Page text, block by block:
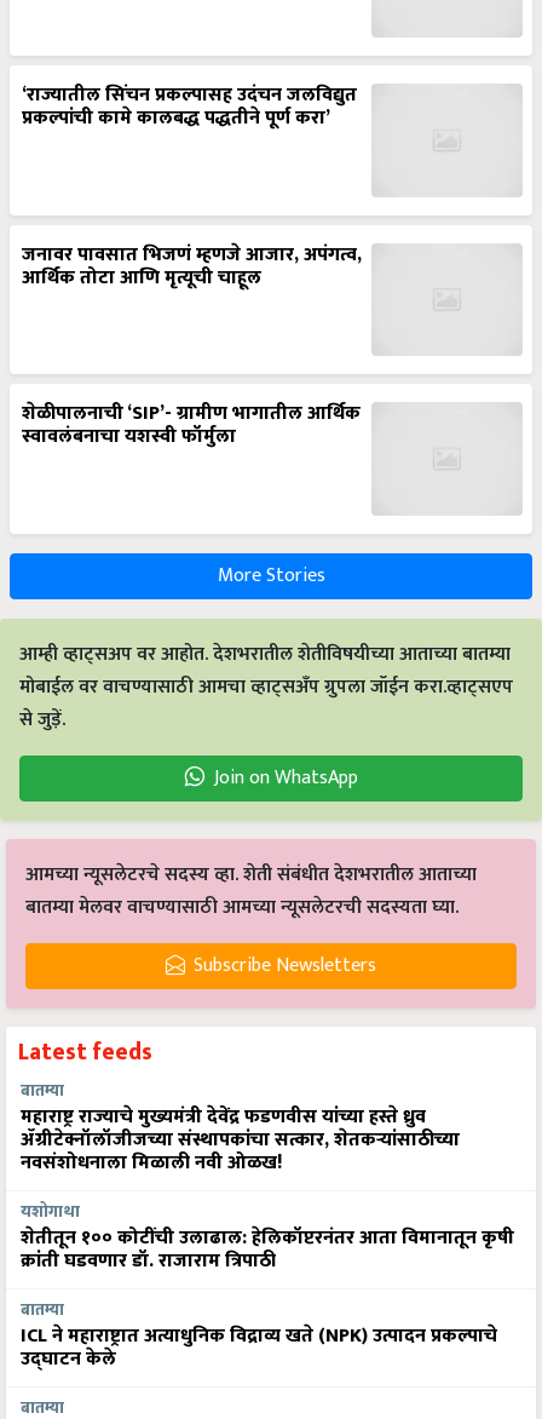
‘राज्यातील सिंचन प्रकल्पासह उदंचन जलविद्युत
प्रकल्पांची कामे कालबद्ध पद्धतीने पूर्ण करा’
जनावर पावसात भिजणं म्हणजे आजार, अपंगत्व,
आर्थिक तोटा आणि मृत्यूची चाहूल
शेळीपालनाची ‘SIP’- ग्रामीण भागातील आर्थिक
स्वावलंबनाचा यशस्वी फॉर्मुला
More Stories
आम्ही व्हाट्सअप वर आहोत. देशभरातील शेतीविषयीच्या आताच्या बातम्या
मोबाईल वर वाचण्यासाठी आमचा व्हाट्सअँप ग्रुपला जॉईन करा.व्हाट्सएप
से जुड़ें.
Join on WhatsApp
आमच्या न्यूसलेटरचे सदस्य व्हा. शेती संबंधीत देशभरातील आताच्या
बातम्या मेलवर वाचण्यासाठी आमच्या न्यूसलेटरची सदस्यता घ्या.
Subscribe Newsletters
Latest feeds
बातम्या
महाराष्ट्र राज्याचे मुख्यमंत्री देवेंद्र फडणवीस यांच्या हस्ते ध्रुव
ॲग्रीटेक्नॉलॉजीजच्या संस्थापकांचा सत्कार, शेतकऱ्यांसाठीच्या
नवसंशोधनाला मिळाली नवी ओळख!
यशोगाथा
शेतीतून १०० कोटींची उलाढाल: हेलिकॉप्टरनंतर आता विमानातून कृषी
क्रांती घडवणार डॉ. राजाराम त्रिपाठी
बातम्या
ICL ने महाराष्ट्रात अत्याधुनिक विद्राव्य खते (NPK) उत्पादन प्रकल्पाचे
उद्घाटन केले
बातम्या